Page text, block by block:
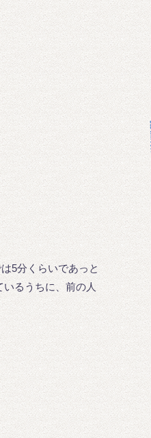
5分くらいであっと
るうちに、前の人